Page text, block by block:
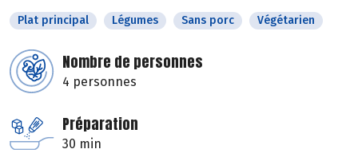
Plat principal Légumes Sans porc Végétarien
Nombre de personnes
4 personnes
Préparation
30 min